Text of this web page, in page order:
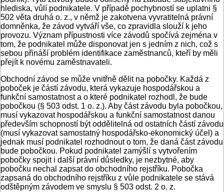
hlediska, vůlí podnikatele. V případě pochybností se uplatni §
502 věta druhá o. z., v němž je zakotvena vyvratitelná právní
domněnka, že závod vytváří vše, co zpravidla slouží k jeho
provozu. Význam přípustnosti více závodů spočívá zejména v
tom, že podnikatel může disponovat jen s jedním z nich, což s
sebou přináší problém identifikace zaměstnanců, kteří by měli
přejít k novému zaměstnavateli.
Obchodní závod se může vnitřně dělit na pobočky. Každá z
poboček je částí závodu, která vykazuje hospodářskou a
funkční samostatnost a o které podnikatel rozhodl, že bude
pobočkou (§ 503 odst. 1 o. z.). Aby část závodu byla pobočkou,
musí vykazovat hospodářskou a funkční samostatnost danou
především schopností být oddělitelná od ostatních částí závodu
(musí vykazovat samostatný hospodářsko-ekonomický účel) a
jednak musí podnikatel rozhodnout o tom, že daná část závodu
bude pobočkou. Pokud podnikatel zamýšlí s vytvořením
pobočky spojit i další právní důsledky, je nezbytné, aby
pobočku nechal zapsat do obchodního rejstříku. Pobočka
zapsaná do obchodního rejstříku z vůle podnikatele se stává
odštěpným závodem ve smyslu § 503 odst. 2 o. z.